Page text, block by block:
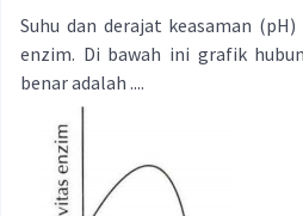
Suhu dan derajat keasaman
enzim. Di bawah ini grafik
benar adalah ....